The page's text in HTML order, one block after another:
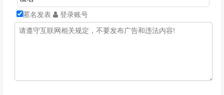
匿名发表 登录账号